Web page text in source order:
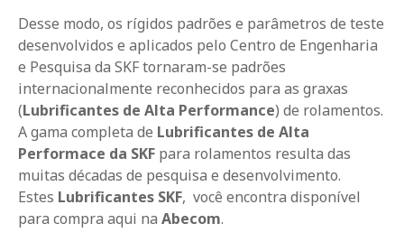
Desse modo, os rígidos padrões e parâmetros de teste
desenvolvidos e aplicados pelo Centro de Engenharia
e Pesquisa da SKF tornaram-se padrões
internacionalmente reconhecidos para as graxas
(Lubrificantes de Alta Performance) de rolamentos.
A gama completa de Lubrificantes de Alta
Performace da SKF para rolamentos resulta das
muitas décadas de pesquisa e desenvolvimento.
Estes Lubrificantes SKF, você encontra disponível
para compra aqui na Abecom.